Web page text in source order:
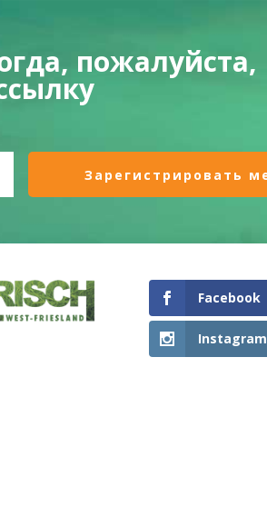
пожалуйста,
Facebook
Instagram